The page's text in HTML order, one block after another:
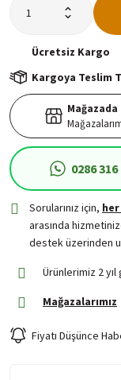
Ücretsiz Kargo
Kargoya Teslim
Mağazada
0286 316
Sorularınız için,
arasında
destek üzerinden
Ürünlerimiz 2 yıl
Mağazalarımız
Fiyatı Düşünce